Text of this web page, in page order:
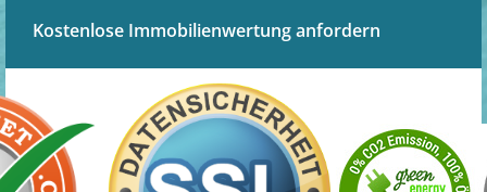
Kostenlose Immobilienwertung anfordern